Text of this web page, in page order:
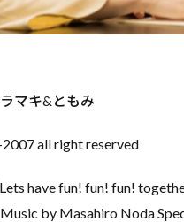
マキ&ともみ
all right reserved
have fun! fun! fun!
by Masahiro Noda